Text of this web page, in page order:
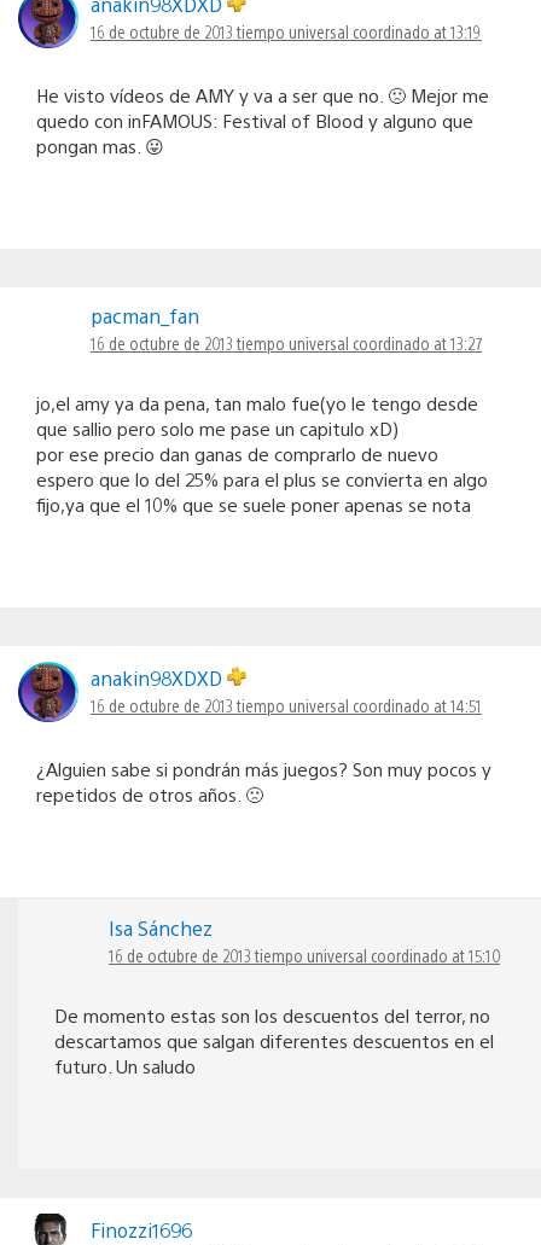
16 de octubre de 2013 tiempo universal coordinado at 13:19
He visto vídeos de AMY y va a ser que no. 🙁 Mejor me
quedo con inFAMOUS: Festival of Blood y alguno que
pongan mas. 😛
pacman_fan
16 de octubre de 2013 tiempo universal coordinado at 13:27
jo,el amy ya da pena, tan malo fue(yo le tengo desde
que sallio pero solo me pase un capitulo xD)
por ese precio dan ganas de comprarlo de nuevo
espero que lo del 25% para el plus se convierta en algo
fijo,ya que el 10% que se suele poner apenas se nota
anakin98XDXD
16 de octubre de 2013 tiempo universal coordinado at 14:51
¿Alguien sabe si pondrán más juegos? Son muy pocos y
repetidos de otros años. 🙁
Isa Sánchez
16 de octubre de 2013 tiempo universal coordinado at 15:10
De momento estas son los descuentos del terror, no
descartamos que salgan diferentes descuentos en el
futuro. Un saludo
Finozzi1696